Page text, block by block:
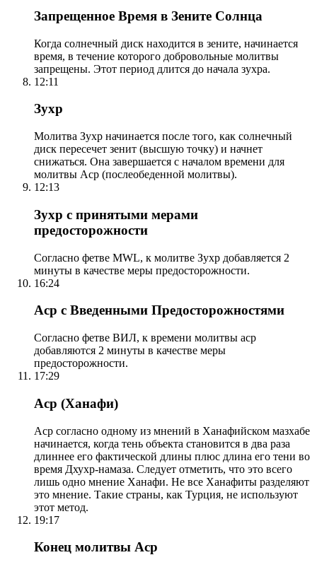
Запрещенное Время в Зените Солнца
Когда солнечный диск находится в зените, начинается
время, в течение которого добровольные молитвы
запрещены. Этот период длится до начала зухра.
12:11
Зухр
Молитва Зухр начинается после того, как солнечный
диск пересечет зенит (высшую точку) и начнет
снижаться. Она завершается с началом времени для
молитвы Аср (послеобеденной молитвы).
12:13
Зухр с принятыми мерами
предосторожности
Согласно фетве MWL, к молитве Зухр добавляется 2
минуты в качестве меры предосторожности.
16:24
Аср с Введенными Предосторожностями
Согласно фетве ВИЛ, к времени молитвы аср
добавляются 2 минуты в качестве меры
предосторожности.
17:29
Аср (Ханафи)
Аср согласно одному из мнений в Ханафийском мазхабе
начинается, когда тень объекта становится в два раза
длиннее его фактической длины плюс длина его тени во
время Дхухр-намаза. Следует отметить, что это всего
лишь одно мнение Ханафи. Не все Ханафиты разделяют
это мнение. Такие страны, как Турция, не используют
этот метод.
19:17
Конец молитвы Аср